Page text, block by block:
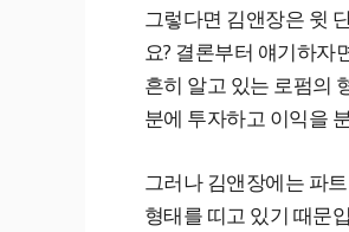
그렇다면 김앤장은 윗
요? 결론부터 얘기하자
흔히 알고 있는 로펌의
분에 투자하고 이익을
그러나 김앤장에는 파
형태를 띠고 있기 때문